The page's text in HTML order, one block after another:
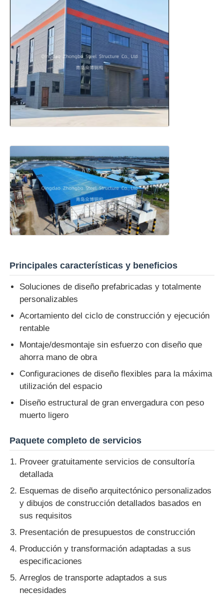
Principales características y beneficios
Soluciones de diseño prefabricadas y totalmente
personalizables
Acortamiento del ciclo de construcción y ejecución
rentable
Montaje/desmontaje sin esfuerzo con diseño que
ahorra mano de obra
Configuraciones de diseño flexibles para la máxima
utilización del espacio
Diseño estructural de gran envergadura con peso
muerto ligero
Paquete completo de servicios
Proveer gratuitamente servicios de consultoría
detallada
Esquemas de diseño arquitectónico personalizados
y dibujos de construcción detallados basados en
sus requisitos
Presentación de presupuestos de construcción
Producción y transformación adaptadas a sus
especificaciones
Arreglos de transporte adaptados a sus
necesidades